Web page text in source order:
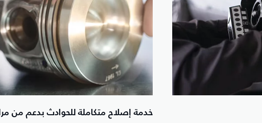
خدمة إصلاح متكاملة للحوادث بدعم من